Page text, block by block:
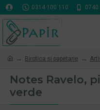
0314 100 110 0740
Birotica si papetarie
Notes Ravelo,
verde